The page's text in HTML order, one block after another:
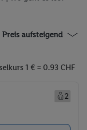
Preis aufsteigend
1 € = 0.93 CHF
2